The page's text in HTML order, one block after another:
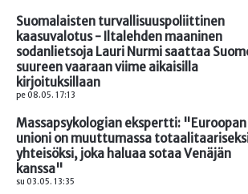
Suomalaisten turvallisuuspoliittinen
kaasuvalotus - Iltalehden maaninen
sodanlietsoja Lauri Nurmi saattaa
suureen vaaraan viime aikaisilla
kirjoituksillaan
pe 08.05. 17:13
Massapsykologian ekspertti: "Euroopan
unioni on muuttumassa
yhteisöksi, joka haluaa sotaa Venäjän
kanssa"
su 03.05. 13:35